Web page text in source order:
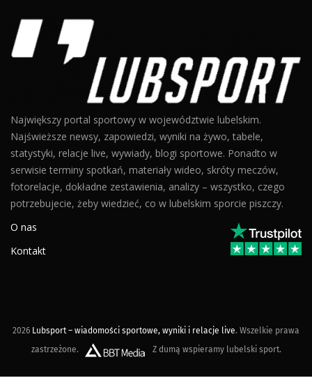
Największy portal sportowy w województwie lubelskim.
Najświeższe newsy, zapowiedzi, wyniki na żywo, tabele,
statystyki, relacje live, wywiady, blogi sportowe. Ponadto w
serwisie terminy spotkań, materiały wideo, skróty meczów,
fotorelacje, dokładne zestawienia, analizy – wszystko, czego
potrzebujecie, żeby wiedzieć, co w lubelskim sporcie piszczy.
O nas
Kontakt
2026 Lubsport – wiadomości sportowe, wyniki i relacje live. Wszelkie prawa
zastrzeżone.
Z dumą wspieramy lubelski sport.